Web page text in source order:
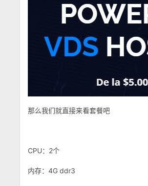
那么我们就直接来看套餐吧
CPU：2个
内存：4G ddr3